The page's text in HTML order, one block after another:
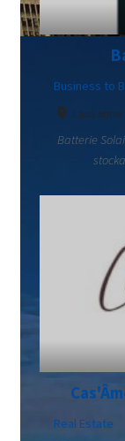
Business to
Lausanne
Batterie
Real Estate